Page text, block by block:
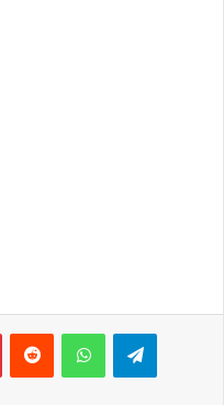
PinterestReddit WhatsApp